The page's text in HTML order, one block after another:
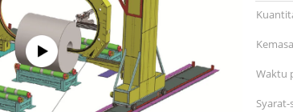
Waktu